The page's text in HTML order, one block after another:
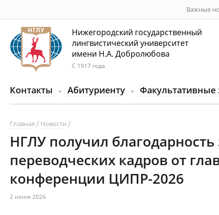
Важные
Нижегородский государственный
лингвистический университет
имени Н.А. Добролюбова
С 1917 года
Контакты Абитуриенту Факультативные
Главная Новости
НГЛУ получил
переводческих кадров от
конференции ЦИПР-2026
2 июня 2026